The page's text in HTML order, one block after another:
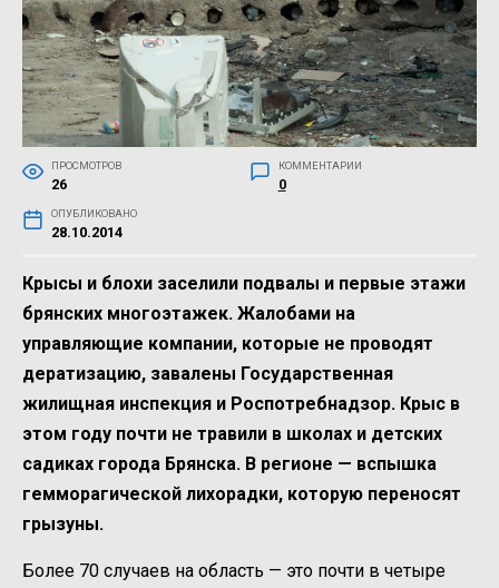
ПРОСМОТРОВ
26
КОММЕНТАРИИ
0
ОПУБЛИКОВАНО
28.10.2014
Крысы и блохи заселили подвалы и первые этажи
брянских многоэтажек. Жалобами на
управляющие компании, которые не проводят
дератизацию, завалены Государственная
жилищная инспекция и Роспотребнадзор. Крыс в
этом году почти не травили в школах и детских
садиках города Брянска. В регионе — вспышка
гемморагической лихорадки, которую переносят
грызуны.
Более 70 случаев на область — это почти в четыре